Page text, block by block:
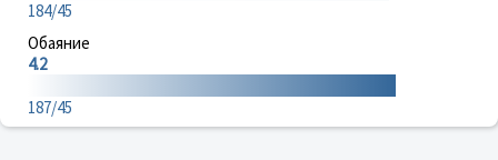
184/45
Обаяние
4.2
187/45